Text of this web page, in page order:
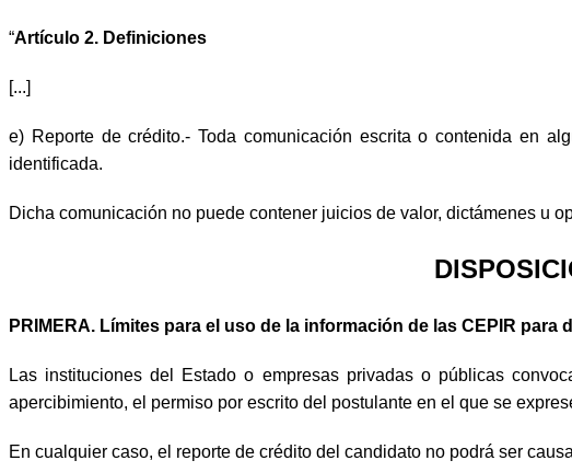
“Artículo 2. Definiciones
[...]
e) Reporte de crédito.- Toda comunicación escrita o contenida en
identificada.
Dicha comunicación no puede contener juicios de valor, dictámenes u
PRIMERA. Límites para el uso de la información de las CEPIR
Las instituciones del Estado o empresas privadas o públicas
apercibimiento, el permiso por escrito del postulante en el que se
En cualquier caso, el reporte de crédito del candidato no podrá ser